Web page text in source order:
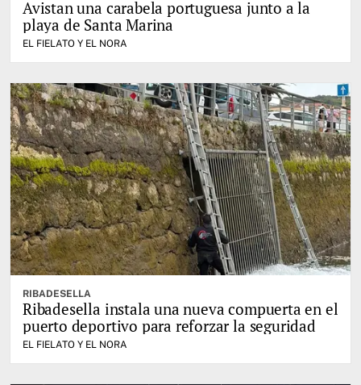
Avistan una carabela portuguesa junto a la
playa de Santa Marina
EL FIELATO Y EL NORA
RIBADESELLA
Ribadesella instala una nueva compuerta en el
puerto deportivo para reforzar la seguridad
EL FIELATO Y EL NORA